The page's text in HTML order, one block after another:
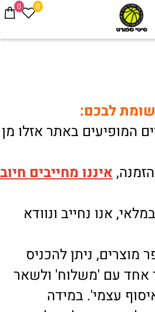
0 0
לבכם:
המופיעים באתר אזלו מן
איננו מחייבים חיוב
אנו נחייב ונוודא
מוצרים, ניתן להכניס
אחד עם 'משלוח' ולשאר
עצמי'. במידה